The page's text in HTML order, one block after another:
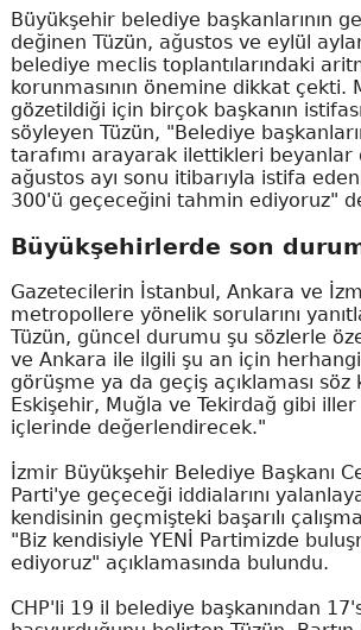
Büyükşehir belediye başkanlarının
değinen Tüzün, ağustos ve eylül
belediye meclis toplantılarındaki
korunmasının önemine dikkat çekti.
gözetildiği için birçok başkanın
söyleyen Tüzün, "Belediye
tarafımı arayarak ilettikleri beyanlar
ağustos ayı sonu itibarıyla istifa
300'ü geçeceğini tahmin ediyoruz"
Büyükşehirlerde son
Gazetecilerin İstanbul, Ankara ve
metropollere yönelik sorularını
Tüzün, güncel durumu şu sözlerle
ve Ankara ile ilgili şu an için
görüşme ya da geçiş açıklaması söz
Eskişehir, Muğla ve Tekirdağ gibi
içlerinde değerlendirecek."
İzmir Büyükşehir Belediye Başkanı
Parti'ye geçeceği iddialarını
kendisinin geçmişteki başarılı
"Biz kendisiyle YENİ Partimizde
ediyoruz" açıklamasında bulundu.
CHP'li 19 il belediye başkanından